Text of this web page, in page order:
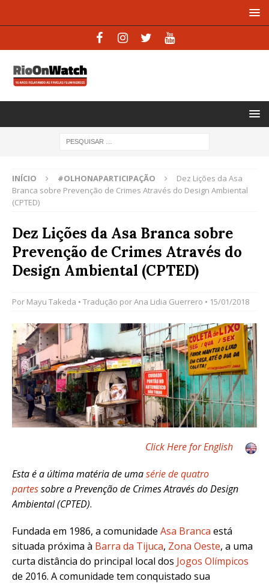
INÍCIO #OLHONAPARTICIPAÇÃO
Dez Lições da Asa
Branca sobre Prevenção de Crimes Através do Design Ambiental
(CPTED)
Dez Lições da Asa Branca sobre
Prevenção de Crimes Através do
Design Ambiental (CPTED)
Por Mayu Takeda • Tradução porAna Lidia Guerrero • 15/01/2018
Click Here for English
Esta é a última matéria de umasérie de quatro
partessobre aPrevenção de Crimes Através do Design
Ambiental (CPTED).
Fundada em 1986, a comunidade Asa Branca está
situada próxima à Barra da Tijuca, Zona Oeste, a uma
curta distância do principal local dos Jogos Olímpicos
de 2016. A comunidade tem conquistado sua